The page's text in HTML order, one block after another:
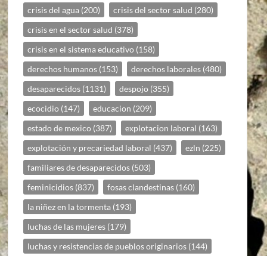
crisis del agua (200) crisis del sector salud (280)
crisis en el sector salud (378)
crisis en el sistema educativo (158)
derechos humanos (153) derechos laborales (480)
desaparecidos (1131) despojo (355)
ecocidio (147) educacion (209)
estado de mexico (387) explotacion laboral (163)
explotación y precariedad laboral (437) ezln (225)
familiares de desaparecidos (503)
feminicidios (837) fosas clandestinas (160)
la niñez en la tormenta (193)
luchas de las mujeres (179)
luchas y resistencias de pueblos originarios (144)